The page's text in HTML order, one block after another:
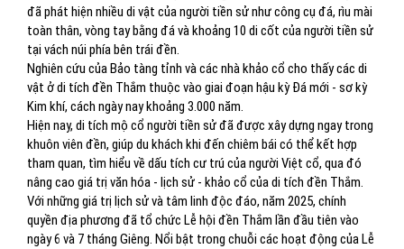
đã phát hiện nhiều di vật của người tiền sử như công cụ đá, rìu mài
toàn thân, vòng tay bằng đá và khoảng 10 di cốt của người tiền sử
tại vách núi phía bên trái đền.
Nghiên cứu của Bảo tàng tỉnh và các nhà khảo cổ cho thấy các di
vật ở di tích đền Thắm thuộc vào giai đoạn hậu kỳ Đá mới - sơ kỳ
Kim khí, cách ngày nay khoảng 3.000 năm.
Hiện nay, di tích mộ cổ người tiền sử đã được xây dựng ngay trong
khuôn viên đền, giúp du khách khi đến chiêm bái có thể kết hợp
tham quan, tìm hiểu về dấu tích cư trú của người Việt cổ, qua đó
nâng cao giá trị văn hóa - lịch sử - khảo cổ của di tích đền Thắm.
Với những giá trị lịch sử và tâm linh độc đáo, năm 2025, chính
quyền địa phương đã tổ chức Lễ hội đền Thắm lần đầu tiên vào
ngày 6 và 7 tháng Giêng. Nổi bật trong chuỗi các hoạt động của Lễ